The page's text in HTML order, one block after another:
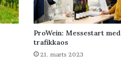
ProWein: Messestart med
trafikkaos
21. marts 2023